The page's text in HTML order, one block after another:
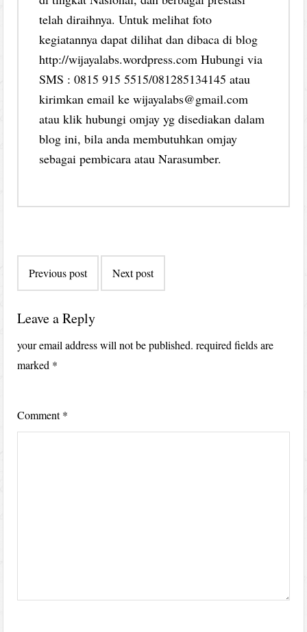
telah diraihnya. Untuk melihat foto
kegiatannya dapat dilihat dan dibaca di blog
http://wijayalabs.wordpress.com Hubungi via
SMS : 0815 915 5515/081285134145 atau
kirimkan email ke wijayalabs@gmail.com
atau klik hubungi omjay yg disediakan dalam
blog ini, bila anda membutuhkan omjay
sebagai pembicara atau Narasumber.
navigation
Previous post Next post
Leave a Reply
your email address will not be published. required fields are
marked *
Comment*